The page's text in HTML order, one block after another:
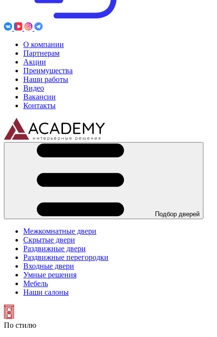
О компании
Партнерам
Акции
Преимущества
Наши работы
Видео
Вакансии
Контакты
Подбор дверей
Межкомнатные двери
Скрытые двери
Раздвижные двери
Раздвижные перегородки
Входные двери
Умные решения
Мебель
Наши салоны
По стилю